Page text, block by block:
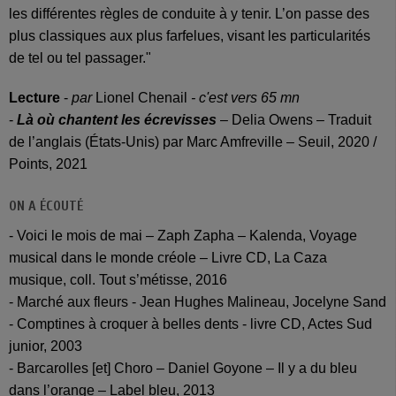
les différentes règles de conduite à y tenir. L’on passe des
plus classiques aux plus farfelues, visant les particularités
de tel ou tel passager."
Lecture - par Lionel Chenail - c'est vers 65 mn
- Là où chantent les écrevisses – Delia Owens – Traduit
de l’anglais (États-Unis) par Marc Amfreville – Seuil, 2020 /
Points, 2021
ON A ÉCOUTÉ
- Voici le mois de mai – Zaph Zapha – Kalenda, Voyage
musical dans le monde créole – Livre CD, La Caza
musique, coll. Tout s’métisse, 2016
- Marché aux fleurs - Jean Hughes Malineau, Jocelyne Sand
- Comptines à croquer à belles dents - livre CD, Actes Sud
junior, 2003
- Barcarolles [et] Choro – Daniel Goyone – Il y a du bleu
dans l’orange – Label bleu, 2013